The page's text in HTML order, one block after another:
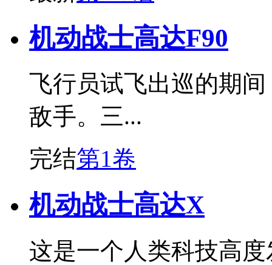
机动战士高达F90
飞行员试飞出巡的期
敌手。三...
完结第1卷
机动战士高达X
这是一个人类科技高